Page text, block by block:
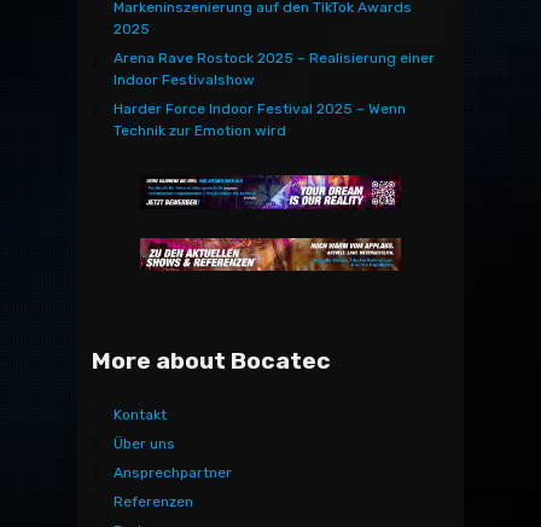
Markeninszenierung auf den TikTok Awards
2025
Arena Rave Rostock 2025 – Realisierung einer
Indoor Festivalshow
Harder Force Indoor Festival 2025 – Wenn
Technik zur Emotion wird
More about Bocatec
Kontakt
Über uns
Ansprechpartner
Referenzen